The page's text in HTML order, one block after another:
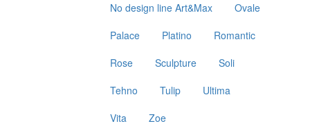
No design line Art&Max
Ovale
Palace
Platino
Romantic
Rose
Sculpture
Soli
Tehno
Tulip
Ultima
Vita
Zoe